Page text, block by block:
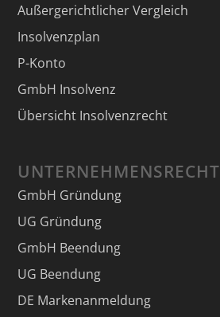
Außergerichtlicher Vergleich
Insolvenzplan
P-Konto
GmbH Insolvenz
Übersicht Insolvenzrecht
UNTERNEHMENSRECHT
GmbH Gründung
UG Gründung
GmbH Beendung
UG Beendung
DE Markenanmeldung